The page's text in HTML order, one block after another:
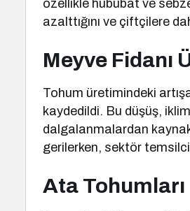
özellikle hububat ve
azalttığını ve çiftçilere
Meyve Fidanı
Tohum üretimindeki
kaydedildi. Bu düşüş,
dalgalanmalardan
gerilerken, sektör
Ata